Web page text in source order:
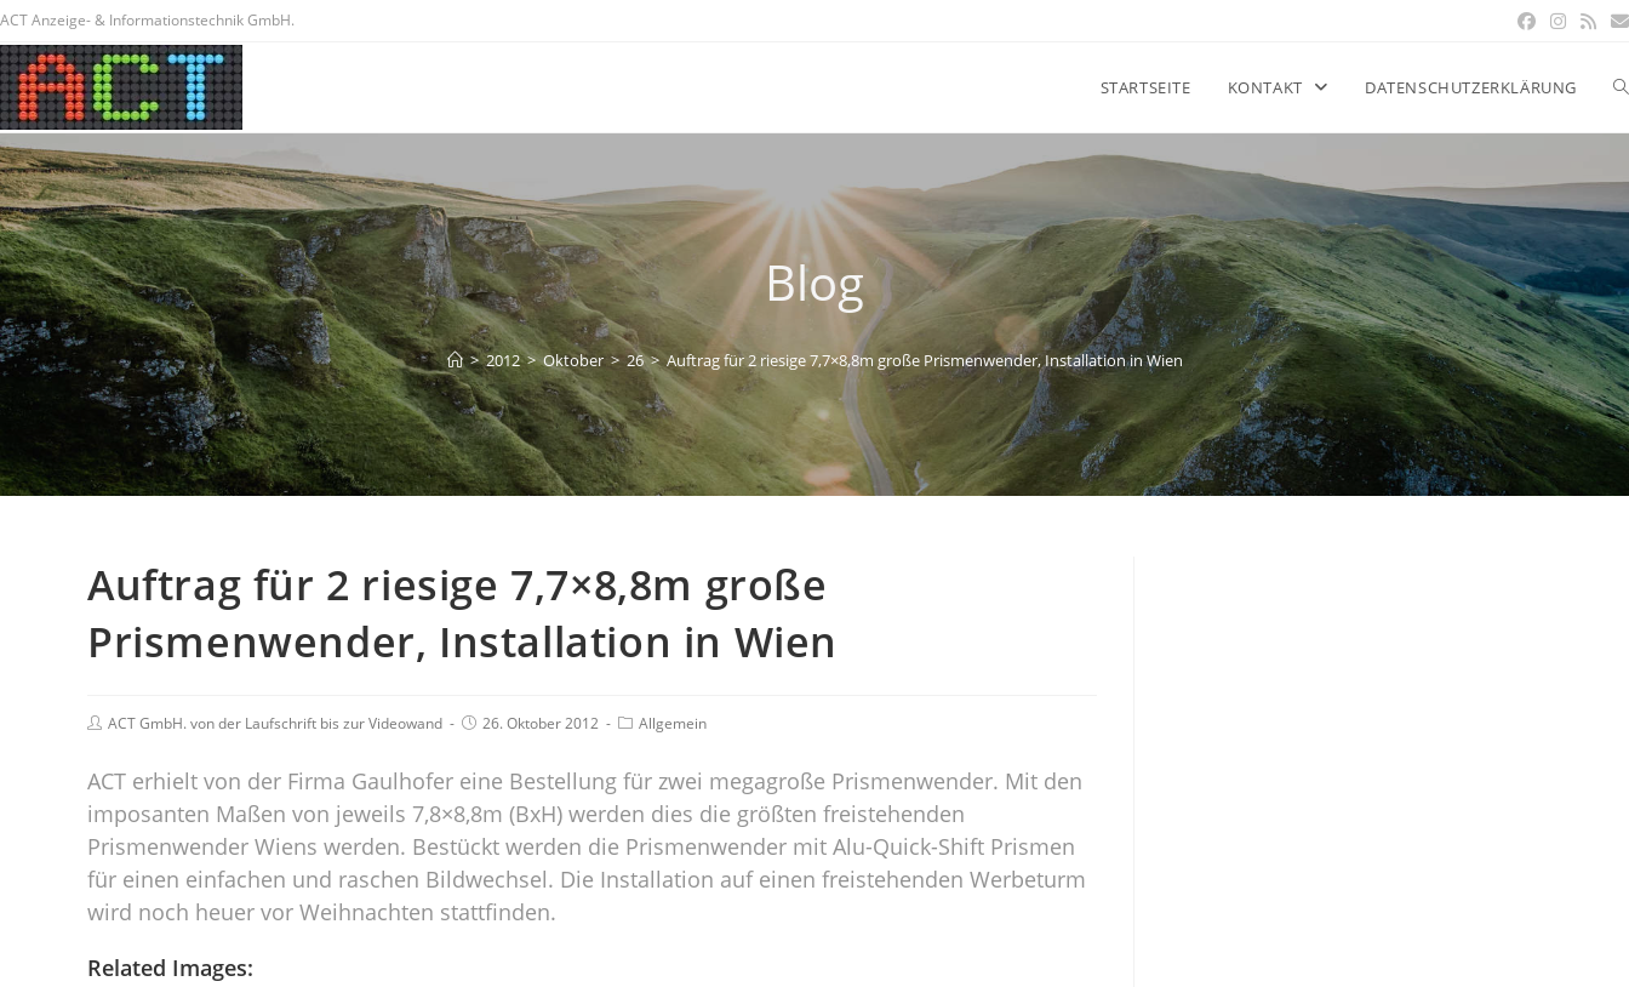
ACT Anzeige- & Informationstechnik GmbH.
STARTSEITE KONTAKT DATENSCHUTZERKLÄRUNG
Blog
> 2012 > Oktober > 26 > Auftrag für 2 riesige 7,7×8,8m große Prismenwender, Installation in Wien
Auftrag für 2 riesige 7,7×8,8m große
Prismenwender, Installation in Wien
ACT GmbH. von der Laufschrift bis zur Videowand 26. Oktober 2012 Allgemein
ACT erhielt von der Firma Gaulhofer eine Bestellung für zwei megagroße Prismenwender. Mit den
imposanten Maßen von jeweils 7,8×8,8m (BxH) werden dies die größten freistehenden
Prismenwender Wiens werden. Bestückt werden die Prismenwender mit Alu-Quick-Shift Prismen
für einen einfachen und raschen Bildwechsel. Die Installation auf einen freistehenden Werbeturm
wird noch heuer vor Weihnachten stattfinden.
Related Images: